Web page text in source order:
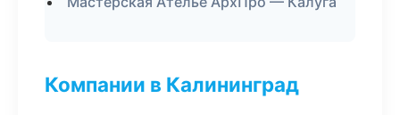
Компании в Калининград